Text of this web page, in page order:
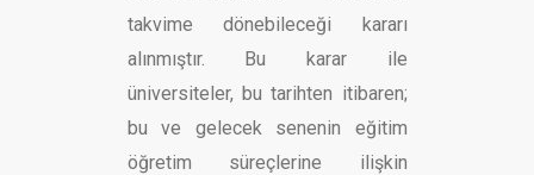
takvime dönebileceği kararı
alınmıştır. Bu karar ile
üniversiteler, bu tarihten itibaren;
bu ve gelecek senenin eğitim
öğretim süreçlerine ilişkin